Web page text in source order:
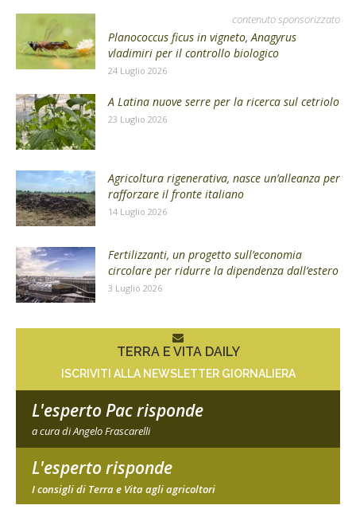
contenuto sponsorizzato
Planococcus ficus in vigneto, Anagyrus
vladimiri per il controllo biologico
24 Luglio 2026
A Latina nuove serre per la ricerca sul cetriolo
23 Luglio 2026
Agricoltura rigenerativa, nasce un’alleanza per
rafforzare il fronte italiano
14 Luglio 2026
Fertilizzanti, un progetto sull’economia
circolare per ridurre la dipendenza dall’estero
3 Luglio 2026
TERRA E VITA DAILY
ISCRIVITI ALLA NEWSLETTER GIORNALIERA
L'esperto Pac risponde
a cura di Angelo Frascarelli
L'esperto risponde
I consigli di Terra e Vita agli agricoltori